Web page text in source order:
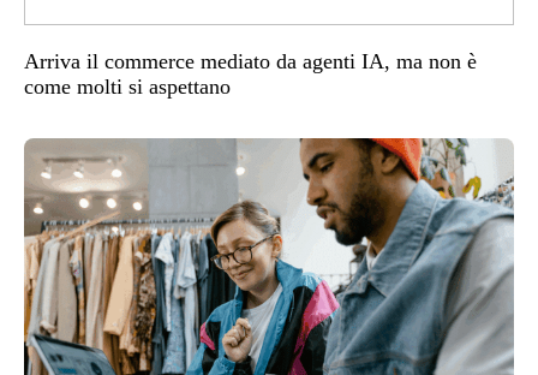
Arriva il commerce mediato da agenti IA, ma non è
come molti si aspettano